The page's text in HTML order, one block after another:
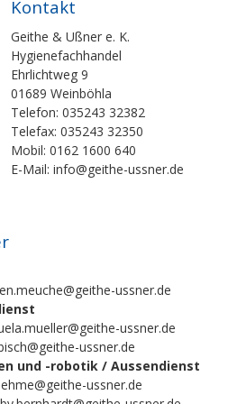
Kontakt
Geithe & Ußner e. K.
Hygienefachhandel
Ehrlichtweg 9
01689 Weinböhla
Telefon: 035243 32382
Telefax: 035243 32350
Mobil: 0162 1600 640
E-Mail: info@geithe-ussner.de
ussner.de
ussner.de
ussner.de
und -robotik / Aussendienst
ussner.de